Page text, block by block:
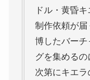
ドル・黄昏
制作依頼が届
博したバーチ
グを集めるの
次第にキエ